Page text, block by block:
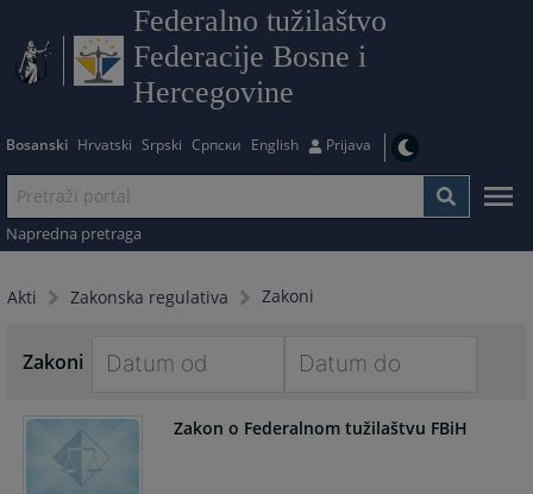
Federalno tužilaštvo
Federacije Bosne i
Hercegovine
Bosanski Hrvatski Srpski Српски English Prijava
Napredna pretraga
Akti Zakonska regulativa Zakoni
Zakoni
forward
to
forward
Zakon o Federalnom tužilaštvu FBiH